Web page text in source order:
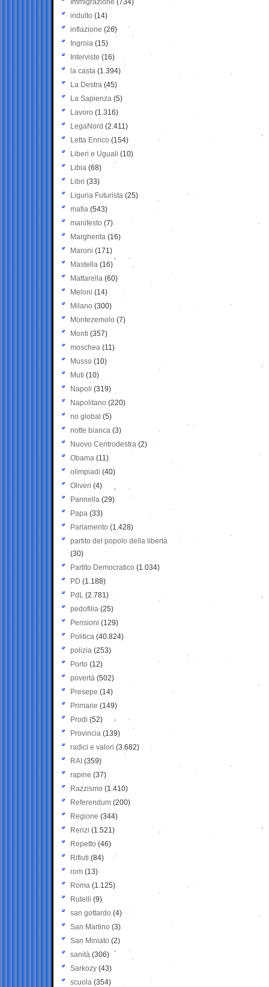
Immigrazione (734)
indulto (14)
inflazione (26)
Ingroia (15)
Interviste (16)
la casta (1.394)
La Destra (45)
La Sapienza (5)
Lavoro (1.316)
LegaNord (2.411)
Letta Enrico (154)
Liberi e Uguali (10)
Libia (68)
Libri (33)
Liguria Futurista (25)
mafia (543)
manifesto (7)
Margherita (16)
Maroni (171)
Mastella (16)
Mattarella (60)
Meloni (14)
Milano (300)
Montezemolo (7)
Monti (357)
moschea (11)
Musso (10)
Muti (10)
Napoli (319)
Napolitano (220)
no global (5)
notte bianca (3)
Nuovo Centrodestra (2)
Obama (11)
olimpiadi (40)
Oliveri (4)
Pannella (29)
Papa (33)
Parlamento (1.428)
partito del popolo della libertà
(30)
Partito Democratico (1.034)
PD (1.188)
PdL (2.781)
pedofilia (25)
Pensioni (129)
Politica (40.824)
polizia (253)
Porto (12)
povertà (502)
Presepe (14)
Primarie (149)
Prodi (52)
Provincia (139)
radici e valori (3.682)
RAI (359)
rapine (37)
Razzismo (1.410)
Referendum (200)
Regione (344)
Renzi (1.521)
Repetto (46)
Rifiuti (84)
rom (13)
Roma (1.125)
Rutelli (9)
san gottardo (4)
San Martino (3)
San Miniato (2)
sanità (306)
Sarkozy (43)
scuola (354)